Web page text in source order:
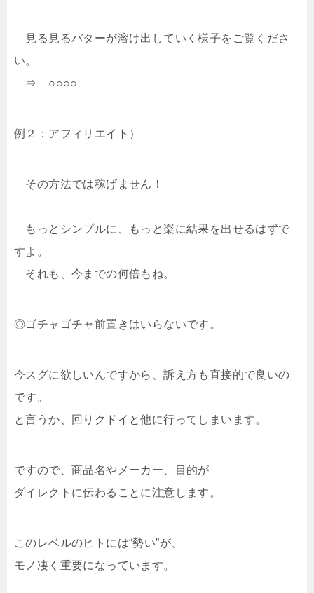
見る見るバターが溶け出していく様子をご覧くださ
い。
⇒ ○○○○
例２：アフィリエイト）
その方法では稼げません！
もっとシンプルに、もっと楽に結果を出せるはずで
すよ。
それも、今までの何倍もね。
◎ゴチャゴチャ前置きはいらないです。
今スグに欲しいんですから、訴え方も直接的で良いの
です。
と言うか、回りクドイと他に行ってしまいます。
ですので、商品名やメーカー、目的が
ダイレクトに伝わることに注意します。
このレベルのヒトには“勢い”が、
モノ凄く重要になっています。